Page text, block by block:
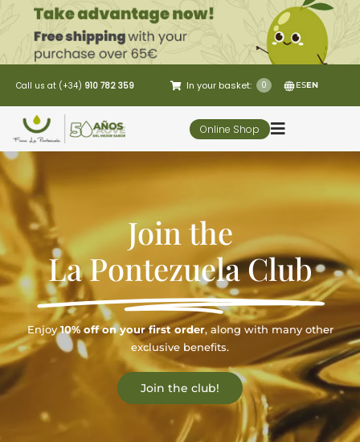
content
Call us at (+34) 910 782 359 In your basket: 0 ESEN
Online Shop
Toggle
Navigation
5 Elementos
Restaurant
Customer Service
Blog
Join the
La Pontezuela Club
Enjoy10% off on your first order, along with many other
exclusive benefits.
Join the club!